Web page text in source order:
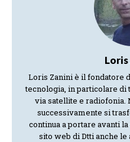
Loris Zanini è il fondatore
tecnologia, in particolare
via satellite e radiofonia.
successivamente si
continua a portare avanti
sito web di Dtti anche